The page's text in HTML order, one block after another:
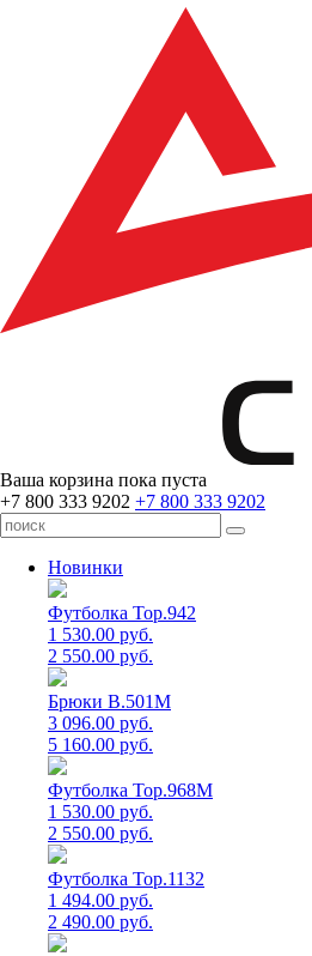
Ваша корзина пока пуста
+7 800 333 9202 +7 800 333 9202
Новинки
Футболка Top.942
1 530.00 руб.
2 550.00 руб.
Брюки B.501M
3 096.00 руб.
5 160.00 руб.
Футболка Top.968M
1 530.00 руб.
2 550.00 руб.
Футболка Top.1132
1 494.00 руб.
2 490.00 руб.